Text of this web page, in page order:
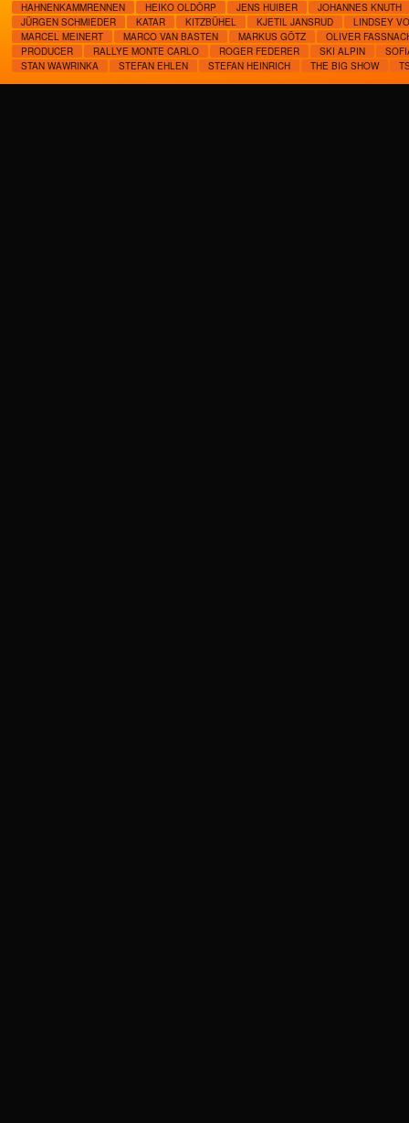
HAHNENKAMMRENNEN
HEIKO OLDÖRP JENS HUIBER
JOHANNES KNUTH
JÜRGEN SCHMIEDER
KATAR KITZBÜHEL KJETIL JANSRUD
LINDSEY
MARCEL MEINERT
MARCO VAN BASTEN MARKUS GÖTZ
OLIVER
PRODUCER
RALLYE MONTE CARLO ROGER FEDERER SKI ALPIN
STAN WAWRINKA
STEFAN EHLEN STEFAN HEINRICH THE BIG SHOW